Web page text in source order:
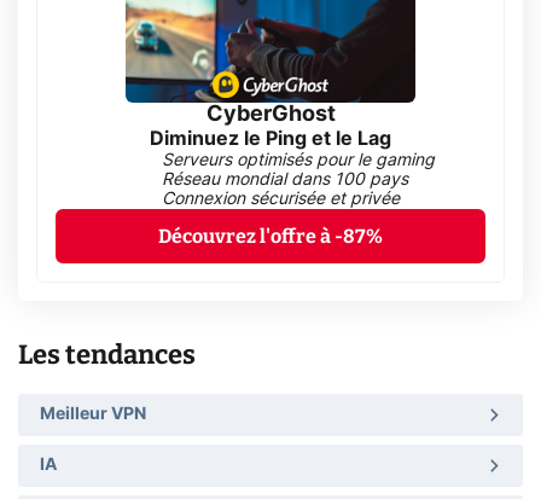
CyberGhost
Diminuez le Ping et le Lag
Serveurs optimisés pour le gaming
Réseau mondial dans 100 pays
Connexion sécurisée et privée
Découvrez l'offre à -87%
Les tendances
Meilleur VPN
IA